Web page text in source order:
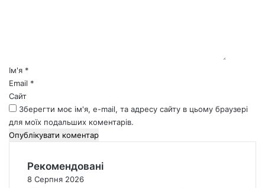
*Ім'я *
Email *
Сайт
Зберегти моє ім'я, e-mail, та адресу сайту в цьому браузері
для моїх подальших коментарів.
Рекомендовані
8 Серпня 2026